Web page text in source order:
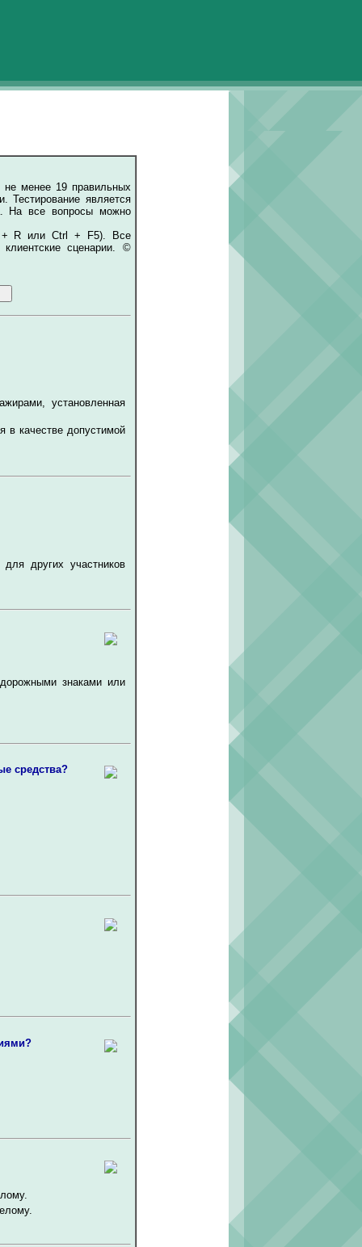
менее 19 правильных
Тестирование является
На все вопросы можно
R или Ctrl + F5). Все
сценарии. ©
установленная
в качестве допустимой
других участников
знаками или
средства?